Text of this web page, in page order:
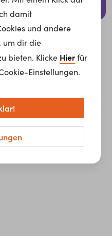
GmbH.
damit
und andere
um dir die
bieten. Klicke Hierfür
Einstellungen.